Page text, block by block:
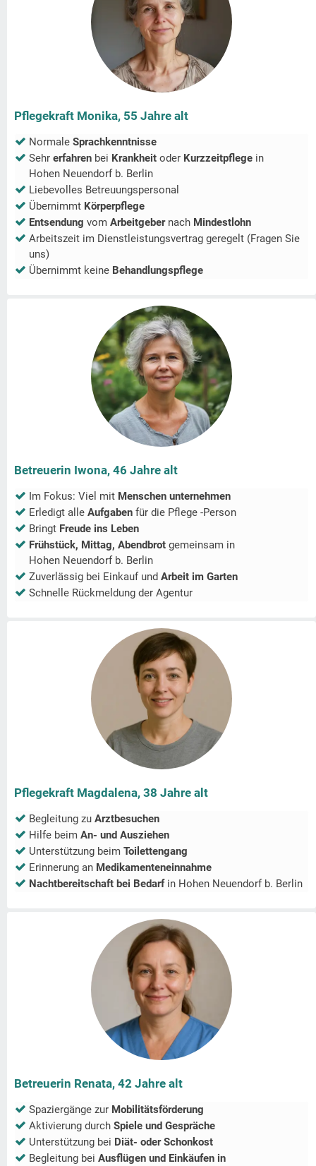
Pflegekraft Monika, 55 Jahre alt
Normale Sprachkenntnisse
Sehr erfahren bei Krankheit oder Kurzzeitpflege in
Hohen Neuendorf b. Berlin
Liebevolles Betreuungspersonal
Übernimmt Körperpflege
Entsendung vom Arbeitgeber nach Mindestlohn
Arbeitszeit im Dienstleistungsvertrag geregelt (Fragen Sie
uns)
Übernimmt keine Behandlungspflege
Betreuerin Iwona, 46 Jahre alt
Im Fokus: Viel mit Menschen unternehmen
Erledigt alle Aufgaben für die Pflege -Person
Bringt Freude ins Leben
Frühstück, Mittag, Abendbrot gemeinsam in
Hohen Neuendorf b. Berlin
Zuverlässig bei Einkauf und Arbeit im Garten
Schnelle Rückmeldung der Agentur
Pflegekraft Magdalena, 38 Jahre alt
Begleitung zu Arztbesuchen
Hilfe beim An- und Ausziehen
Unterstützung beim Toilettengang
Erinnerung an Medikamenteneinnahme
Nachtbereitschaft bei Bedarfin Hohen Neuendorf b. Berlin
Betreuerin Renata, 42 Jahre alt
Spaziergänge zur Mobilitätsförderung
Aktivierung durch Spiele und Gespräche
Unterstützung bei Diät- oder Schonkost
Begleitung bei Ausflügen und Einkäufen in